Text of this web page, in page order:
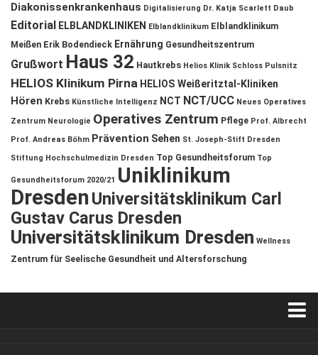
Diakonissenkrankenhaus Digitalisierung Dr. Katja Scarlett Daub
Editorial ELBLANDKLINIKEN Elblandklinikum Elblandklinikum
Meißen Erik Bodendieck Ernährung Gesundheitszentrum
Grußwort Haus 32 Hautkrebs Helios Klinik Schloss Pulsnitz
HELIOS Klinikum Pirna HELIOS Weißeritztal-Kliniken
Hören Krebs Künstliche Intelligenz NCT NCT/UCC Neues Operatives
Zentrum Neurologie Operatives Zentrum Pflege Prof. Albrecht
Prof. Andreas Böhm Prävention Sehen St. Joseph-Stift Dresden
Stiftung Hochschulmedizin Dresden Top Gesundheitsforum Top
Gesundheitsforum 2020/21 Uniklinikum
DresdenUniversitätsklinikum Carl
Gustav Carus Dresden
Universitätsklinikum Dresden Wellness
Zentrum für Seelische Gesundheit und Altersforschung